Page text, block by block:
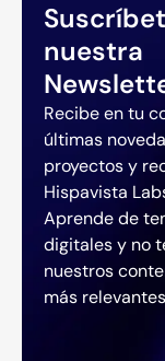
nuestra
Recibe en tu
últimas
proyectos y
Hispavista
Aprende de
digitales y no
nuestros
más